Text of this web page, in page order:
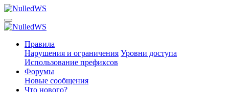
Правила
Нарушения и ограничения Уровни доступа
Использование префиксов
Форумы
Новые сообщения
Что нового?